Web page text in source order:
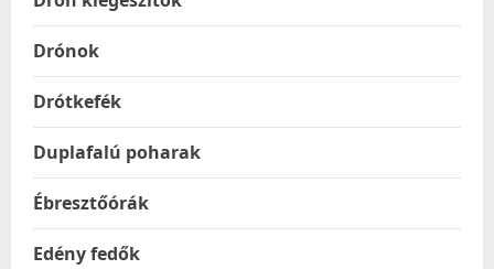
Drónok
Drótkefék
Duplafalú poharak
Ébresztőórák
Edény fedők